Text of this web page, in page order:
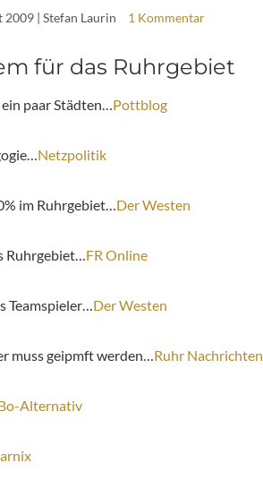
2009| Stefan Laurin 1 Kommentar
für das Ruhrgebiet
paar Städten… Pottblog
Netzpolitik
im Ruhrgebiet… Der Westen
Ruhrgebiet… FR Online
Teamspieler… Der Westen
muss geipmft werden… Ruhr Nachrichten
Alternativ